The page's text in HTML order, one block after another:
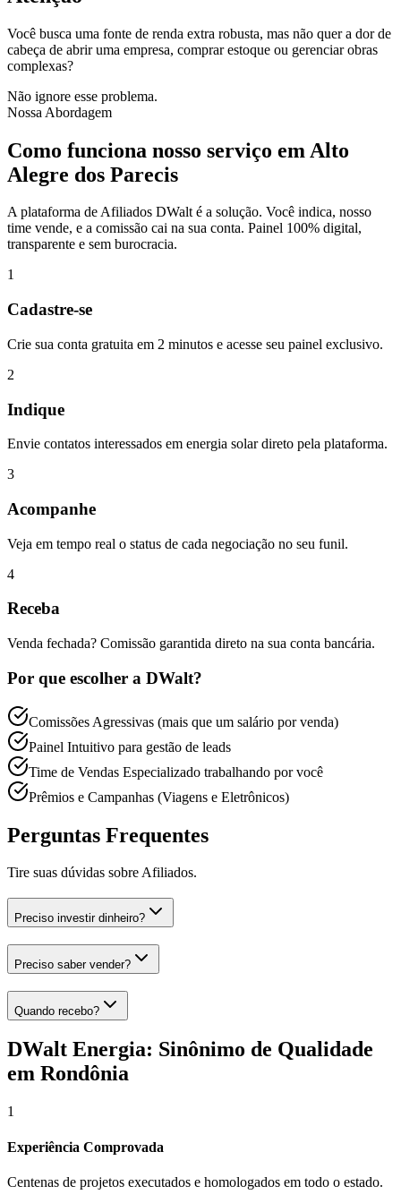
Você busca uma fonte de renda extra robusta, mas não quer a dor de
cabeça de abrir uma empresa, comprar estoque ou gerenciar obras
complexas?
Não ignore esse problema.
Nossa Abordagem
Como funciona nosso serviço em Alto
Alegre dos Parecis
A plataforma de Afiliados DWalt é a solução. Você indica, nosso
time vende, e a comissão cai na sua conta. Painel 100% digital,
transparente e sem burocracia.
1
Cadastre-se
Crie sua conta gratuita em 2 minutos e acesse seu painel exclusivo.
2
Indique
Envie contatos interessados em energia solar direto pela plataforma.
3
Acompanhe
Veja em tempo real o status de cada negociação no seu funil.
4
Receba
Venda fechada? Comissão garantida direto na sua conta bancária.
Por que escolher a DWalt?
Comissões Agressivas (mais que um salário por venda)
Painel Intuitivo para gestão de leads
Time de Vendas Especializado trabalhando por você
Prêmios e Campanhas (Viagens e Eletrônicos)
Perguntas Frequentes
Tire suas dúvidas sobreAfiliados.
Preciso investir dinheiro?
Preciso saber vender?
Quando recebo?
DWalt Energia: Sinônimo de Qualidade
em Rondônia
1
Experiência Comprovada
Centenas de projetos executados e homologados em todo o estado.